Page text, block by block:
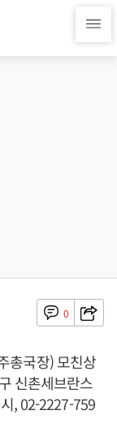
0
총국장) 모친상
신촌세브란스
, 02-2227-759